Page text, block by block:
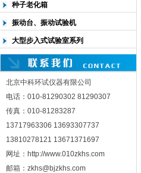
种子老化箱
振动台、振动试验机
大型步入式试验室系列
北京中科环试仪器有限公司
电话：010-81290302 81290307
传真：010-81283287
13717963306 13693307737
13810278121 13671371697
网址：http://www.010zkhs.com
邮箱：zkhs@bjzkhs.com